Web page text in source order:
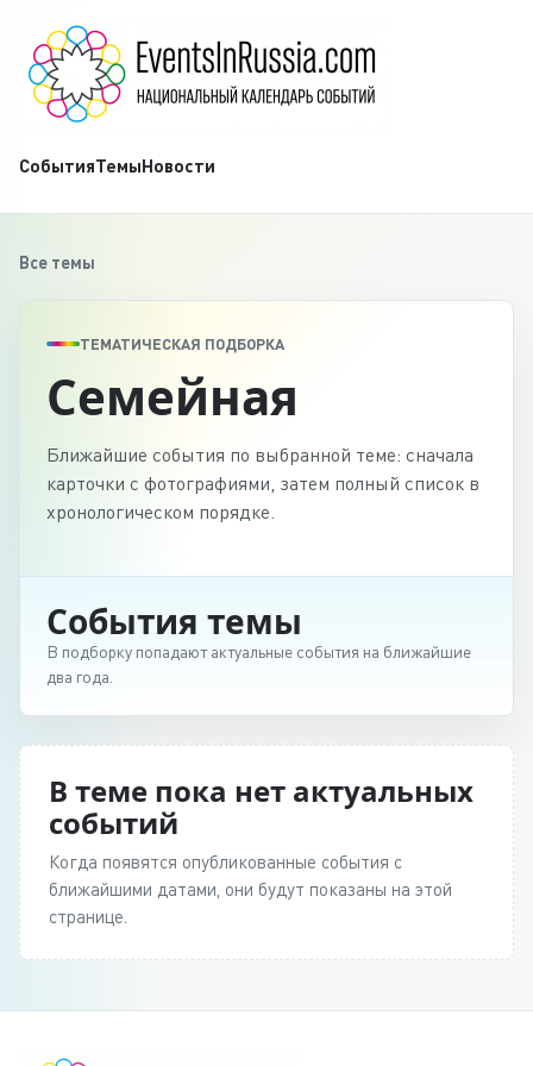
СобытияТемыНовости
Все темы
ТЕМАТИЧЕСКАЯ ПОДБОРКА
Семейная
Ближайшие события по выбранной теме: сначала
карточки с фотографиями, затем полный список в
хронологическом порядке.
События темы
В подборку попадают актуальные события на ближайшие
два года.
В теме пока нет актуальных
событий
Когда появятся опубликованные события с
ближайшими датами, они будут показаны на этой
странице.